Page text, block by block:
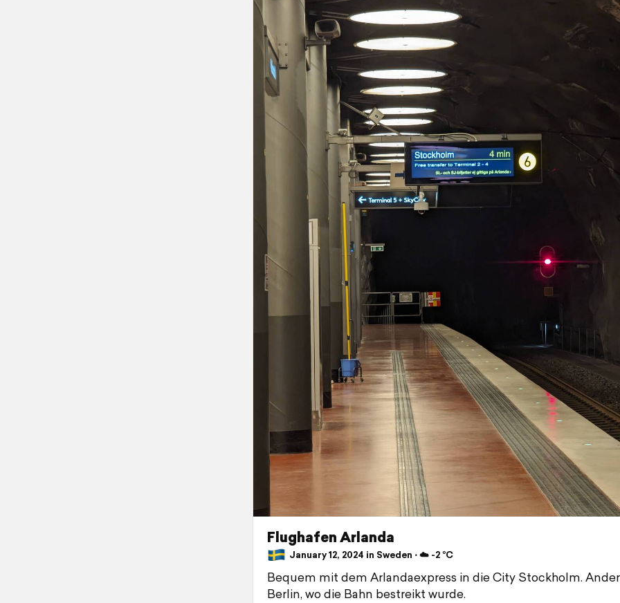
Flughafen Arlanda
January 12, 2024 in Sweden ⋅ ☁️ -2 °C
Bequem mit dem Arlandaexpress in die City Stockholm.
Berlin, wo die Bahn bestreikt wurde.